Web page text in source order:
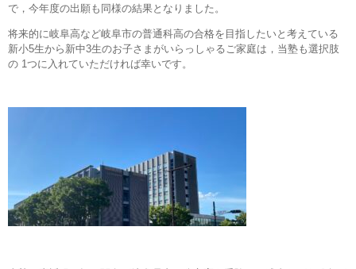
で，今年度の出願も同様の結果となりました。
将来的に岐阜高など岐阜市の普通科高の合格を目指したいと考えている
新小5生から新中3生のお子さまがいらっしゃるご家庭は，当塾も選択肢
の 1つに入れていただければ幸いです。